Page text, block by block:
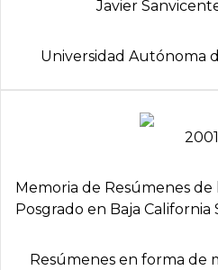
Javier
Universidad Autónoma
2001
Memoria de Resúmenes de
Posgrado en Baja California
Resúmenes en forma de